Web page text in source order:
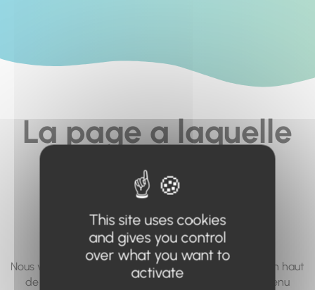
La page a laquelle
vous cherchez à
accéder n'existe
pas... ou plus.
Nous vous invitons à utiliser le moteur de recherche en haut
de page, ou à utiliser le menu pour trouver le contenu
This site uses cookies
and gives you control
over what you want to
activate